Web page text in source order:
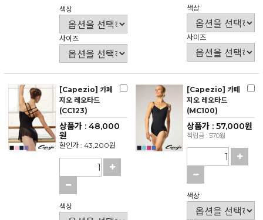
색상
사이즈
색상
사이즈
[Capezio] 카페
지오 레오타드
(CC123)
상품가 : 48,000
원
할인가 : 43,200원
색상
[Capezio] 카페
지오 레오타드
(MC100)
상품가 : 57,000원
적립금 : 570원
색상